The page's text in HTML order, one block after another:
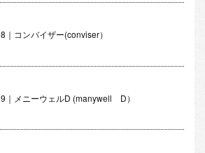
8｜コンバイザー(conviser）
9｜メニーウェルD (manywell D）